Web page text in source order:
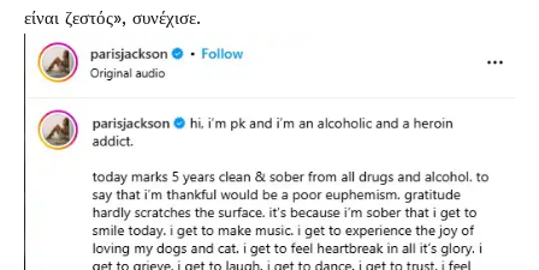
είναι ζεστός», συνέχισε.